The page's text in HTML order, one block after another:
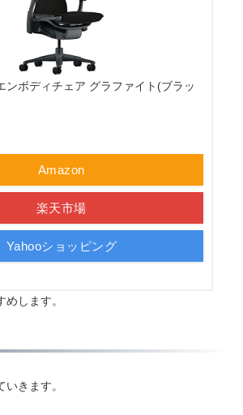
ンボディチェア グラファイト(ブラッ
Amazon
楽天市場
Yahooショッピング
します。
きます。